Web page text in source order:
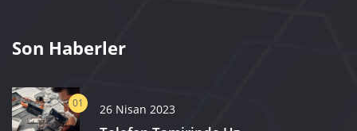
Son Haberler
01 26 Nisan 2023